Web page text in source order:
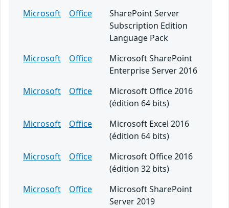
Microsoft
Office
SharePoint Server
Subscription Edition
Language Pack
Microsoft
Office
Microsoft SharePoint
Enterprise Server 2016
Microsoft
Office
Microsoft Office 2016
(édition 64 bits)
Microsoft
Office
Microsoft Excel 2016
(édition 64 bits)
Microsoft
Office
Microsoft Office 2016
(édition 32 bits)
Microsoft
Office
Microsoft SharePoint
Server 2019